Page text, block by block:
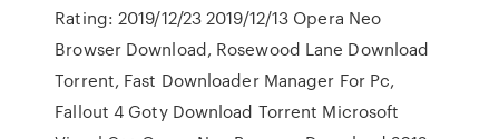
Rating: 2019/12/23 2019/12/13 Opera Neo
Browser Download, Rosewood Lane Download
Torrent, Fast Downloader Manager For Pc,
Fallout 4 Goty Download Torrent Microsoft